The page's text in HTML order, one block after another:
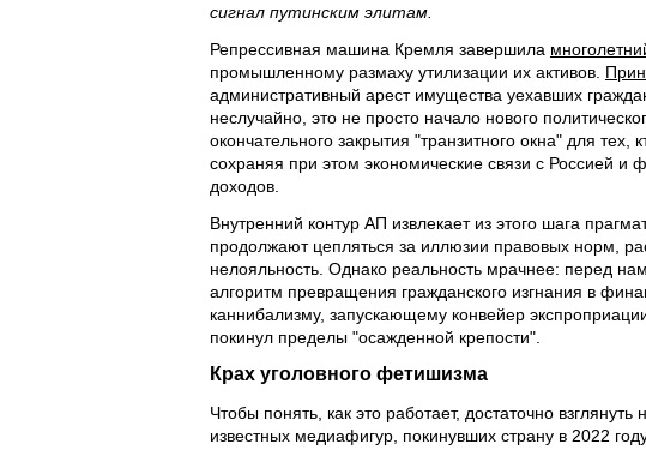
сигнал путинским элитам.
Репрессивная машина Кремля завершила
промышленному размаху утилизации их активов.
административный арест имущества уехавших
неслучайно, это не просто начало нового
окончательного закрытия "транзитного окна" для
сохраняя при этом экономические связи с Россией и
доходов.
Внутренний контур АП извлекает из этого шага
продолжают цепляться за иллюзии правовых норм,
нелояльность. Однако реальность мрачнее: перед
алгоритм превращения гражданского изгнания в
каннибализму, запускающему конвейер
покинул пределы "осажденной крепости".
Крах уголовного фетишизма
Чтобы понять, как это работает, достаточно
известных медиафигур, покинувших страну в 2022